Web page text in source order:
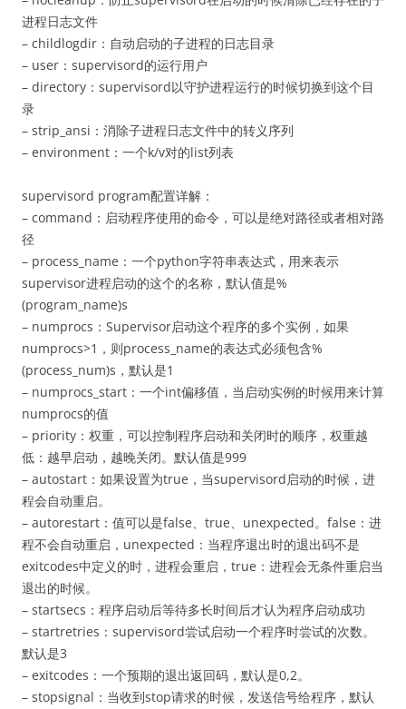
进程日志文件
– childlogdir：自动启动的子进程的日志目录
– user：supervisord的运行用户
– directory：supervisord以守护进程运行的时候切换到这个目
录
– strip_ansi：消除子进程日志文件中的转义序列
– environment：一个k/v对的list列表
supervisord program配置详解：
– command：启动程序使用的命令，可以是绝对路径或者相对路
径
– process_name：一个python字符串表达式，用来表示
supervisor进程启动的这个的名称，默认值是%
(program_name)s
– numprocs：Supervisor启动这个程序的多个实例，如果
numprocs>1，则process_name的表达式必须包含%
(process_num)s，默认是1
– numprocs_start：一个int偏移值，当启动实例的时候用来计算
numprocs的值
– priority：权重，可以控制程序启动和关闭时的顺序，权重越
低：越早启动，越晚关闭。默认值是999
– autostart：如果设置为true，当supervisord启动的时候，进
程会自动重启。
– autorestart：值可以是false、true、unexpected。false：进
程不会自动重启，unexpected：当程序退出时的退出码不是
exitcodes中定义的时，进程会重启，true：进程会无条件重启当
退出的时候。
– startsecs：程序启动后等待多长时间后才认为程序启动成功
– startretries：supervisord尝试启动一个程序时尝试的次数。
默认是3
– exitcodes：一个预期的退出返回码，默认是0,2。
– stopsignal：当收到stop请求的时候，发送信号给程序，默认